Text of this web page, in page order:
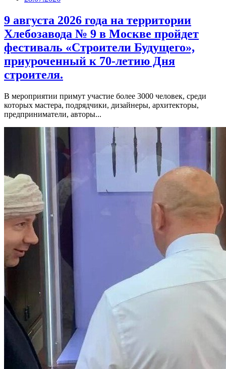
9 августа 2026 года на территории
Хлебозавода № 9 в Москве пройдет
фестиваль «Строители Будущего»,
приуроченный к 70-летию Дня
строителя.
В мероприятии примут участие более 3000 человек, среди
которых мастера, подрядчики, дизайнеры, архитекторы,
предприниматели, авторы...